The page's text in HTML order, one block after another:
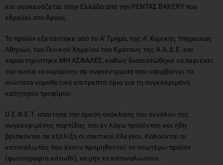
και συσκευάζεται στην Ελλάδα από την ΡΕΝΤΑΣ BAKERY που
εδρεύει στo Άργος.
Το προϊόν εξετάστηκε από το Α’ Τμήμα, της Α’ Χημικής Υπηρεσίας
Αθηνών, του Γενικού Χημείου του Κράτους της Α.Α.Δ.Ε. και
χαρακτηρίστηκε ΜΗ ΑΣΦΑΛΕΣ, καθώς διαπιστώθηκε να περιέχει
την ουσία «κουμαρίνη» σε συγκέντρωση που υπερβαίνει το
ανώτατο νομοθετικό επιτρεπτό όριο για τη συγκεκριμένη
κατηγορία τροφίμου.
Ο Ε.Φ.Ε.Τ. απαίτησε την άμεση ανάκληση του συνόλου της
συγκεκριμένης παρτίδας του εν λόγω προϊόντος και ήδη
βρίσκονται σε εξέλιξη οι σχετικοί έλεγχοι. Καλούνται οι
καταναλωτές που έχουν προμηθευτεί το ανωτέρω προϊόν
(φωτογραφία κάτωθι), να μην το καταναλώσουν.